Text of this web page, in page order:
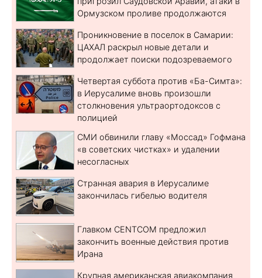
Ормузском проливе продолжаются
Проникновение в поселок в Самарии:
ЦАХАЛ раскрыл новые детали и
продолжает поиски подозреваемого
Четвертая суббота против «Ба-Симта»:
в Иерусалиме вновь произошли
столкновения ультраортодоксов с
полицией
СМИ обвинили главу «Моссад» Гофмана
«в советских чистках» и удалении
несогласных
Странная авария в Иерусалиме
закончилась гибелью водителя
Главком CENTCOM предложил
закончить военные действия против
Ирана
Крупная американская авиакомпания